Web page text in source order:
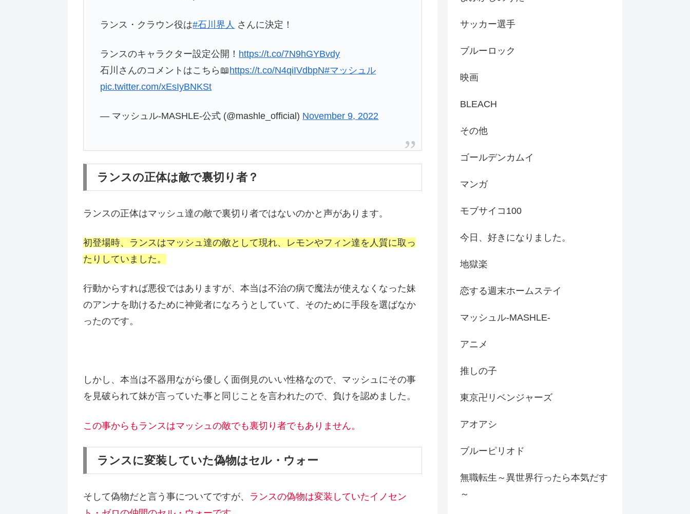
ランス・クラウン役は#石川界人 さんに決定！
ランスのキャラクター設定公開！ https://t.co/7N9hGYBvdy
石川さんのコメントはこちら📖 https://t.co/N4qiIVdbpN#マッシュル
pic.twitter.com/xEsIyBNKSt
— マッシュル-MASHLE-公式 (@mashle_official) November 9, 2022
ランスの正体は敵で裏切り者？
ランスの正体はマッシュ達の敵で裏切り者ではないのかと声があります。
初登場時、ランスはマッシュ達の敵として現れ、レモンやフィン達を人質に取っ
たりしていました。
行動からすれば悪役ではありますが、本当は不治の病で魔法が使えなくなった妹
のアンナを助けるために神覚者になろうとしていて、そのために手段を選ばなか
ったのです。
しかし、本当は不器用ながら優しく面倒見のいい性格なので、マッシュにその事
を見破られて妹が言っていた事と同じことを言われたので、負けを認めました。
この事からもランスはマッシュの敵でも裏切り者でもありません。
ランスに変装していた偽物はセル・ウォー
そして偽物だと言う事についてですが、 ランスの偽物は変装していたイノセン
サッカー選手
ブルーロック
映画
BLEACH
その他
ゴールデンカムイ
マンガ
モブサイコ100
今日、好きになりました。
地獄楽
恋する週末ホームステイ
マッシュル-MASHLE-
アニメ
推しの子
東京卍リベンジャーズ
アオアシ
ブルーピリオド
無職転生～異世界行ったら本気だす
～